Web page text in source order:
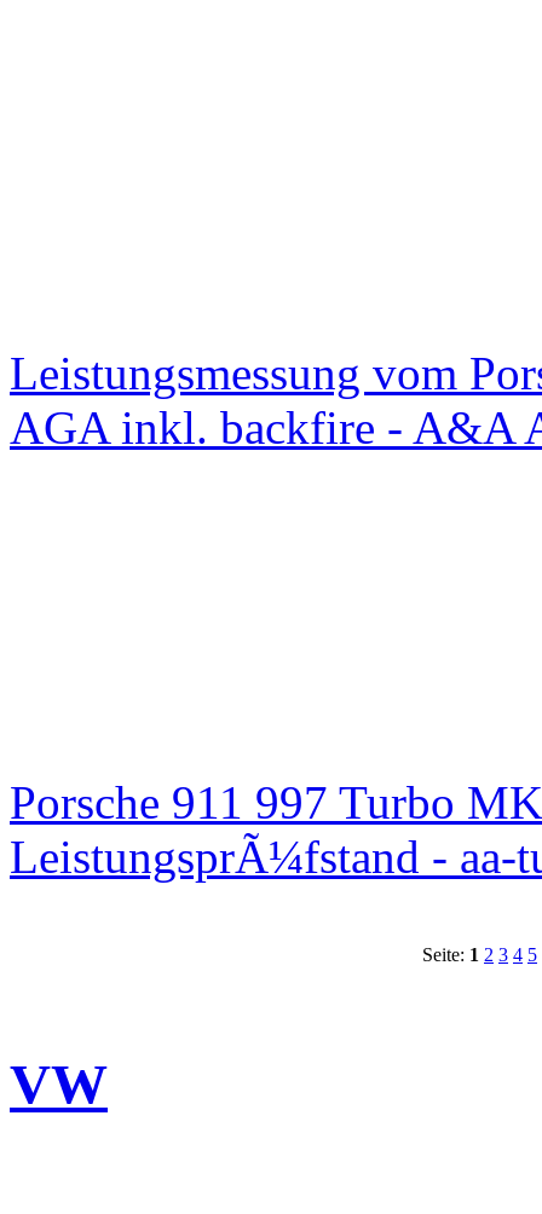
Leistungsmessung vom
AGA inkl. backfire - A&A
Porsche 911 997 Turbo
LeistungsprÃ¼fstand - aa-
Seite: 1 2 3 4 5
VW